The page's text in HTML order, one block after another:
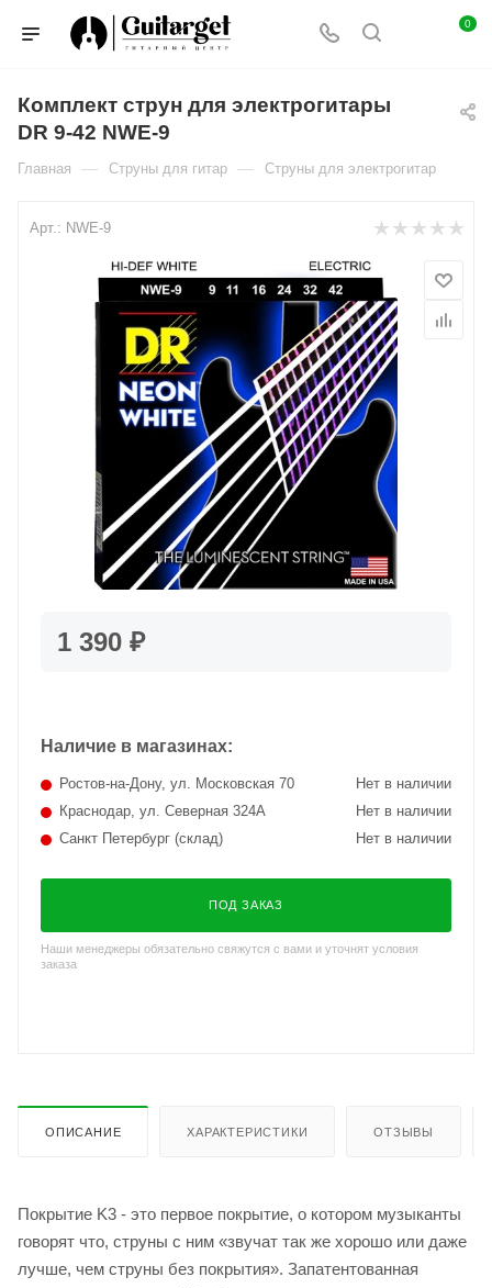
0
Комплект струн для электрогитары
DR 9-42 NWE-9
Главная — Струны для гитар — Струны для электрогитар
Арт.: NWE-9
1 390 ₽
Наличие в магазинах:
Краснодар, ул. Северная 324А Нет в наличии
Ростов-на-Дону, ул. Московская 70 Нет в наличии
Санкт Петербург (склад) Нет в наличии
ПОД ЗАКАЗ
Наши менеджеры обязательно свяжутся с вами и уточнят условия
заказа
ОПИСАНИЕ ХАРАКТЕРИСТИКИ ОТЗЫВЫ
Покрытие K3 - это первое покрытие, о котором музыканты
говорят что, струны с ним «звучат так же хорошо или даже
лучше, чем струны без покрытия». Запатентованная